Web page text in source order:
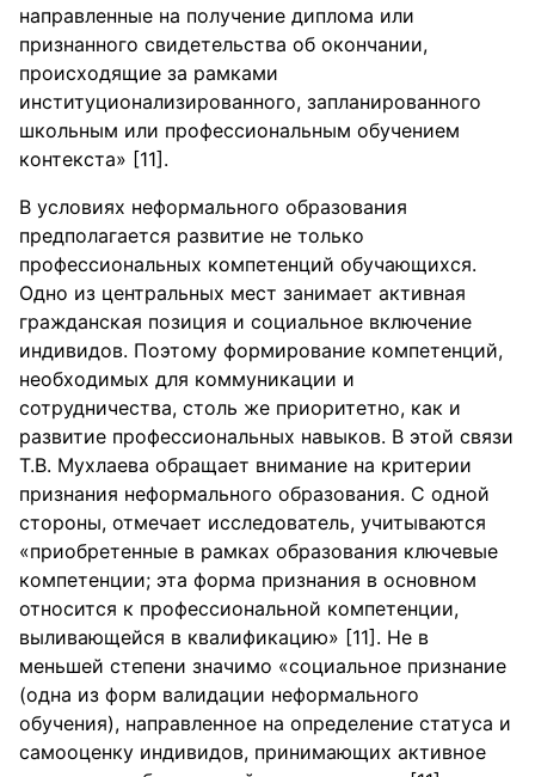
направленные на получение диплома или
признанного свидетельства об окончании,
происходящие за рамками
институционализированного, запланированного
школьным или профессиональным обучением
контекста» [11].
В условиях неформального образования
предполагается развитие не только
профессиональных компетенций обучающихся.
Одно из центральных мест занимает активная
гражданская позиция и социальное включение
индивидов. Поэтому формирование компетенций,
необходимых для коммуникации и
сотрудничества, столь же приоритетно, как и
развитие профессиональных навыков. В этой связи
Т.В. Мухлаева обращает внимание на критерии
признания неформального образования. С одной
стороны, отмечает исследователь, учитываются
«приобретенные в рамках образования ключевые
компетенции; эта форма признания в основном
относится к профессиональной компетенции,
выливающейся в квалификацию» [11]. Не в
меньшей степени значимо «социальное признание
(одна из форм валидации неформального
обучения), направленное на определение статуса и
самооценку индивидов, принимающих активное